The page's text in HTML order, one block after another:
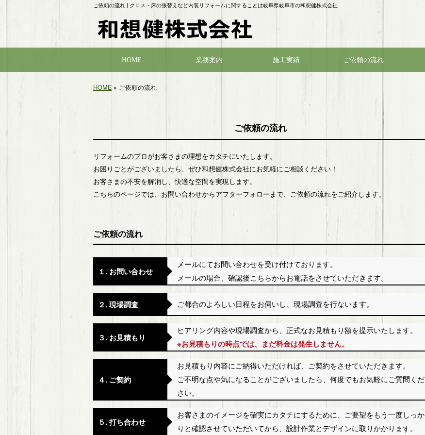
ご依頼の流れ | クロス・床の張替えなど内装リフォームに関することは岐阜県岐阜市の和想健株式会社
HOME 業務案内 施工実績 ご依頼の流れ
HOME » ご依頼の流れ
ご依頼の流れ
リフォームのプロがお客さまの理想をカタチにいたします。
お困りごとがございましたら、ぜひ和想健株式会社にお気軽にご相談ください！
お客さまの不安を解消し、快適な空間を実現します。
こちらのページでは、お問い合わせからアフターフォローまで、ご依頼の流れをご紹介します。
ご依頼の流れ
１. お問い合わせ
メールにてお問い合わせを受け付けております。
メールの場合、確認後こちらからお電話をさせていただきます。
２. 現場調査 ご都合のよろしい日程をお伺いし、現場調査を行ないます。
３. お見積もり
ヒアリング内容や現場調査から、正式なお見積もり額を提示いたします。
※お見積もりの時点では、まだ料金は発生しません。
４. ご契約
お見積もり内容にご納得いただければ、ご契約をさせていただきます。
ご不明な点や気になることがございましたら、何度でもお気軽にご質問くだ
さい。
５. 打ち合わせ
お客さまのイメージを確実にカタチにするために、ご要望をもう一度しっか
りと確認させていただいてから、設計作業とデザインに取りかかります。